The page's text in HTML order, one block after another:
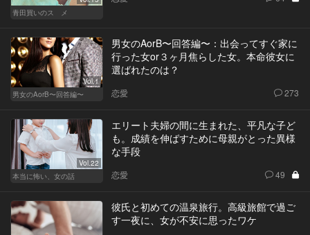
青田買いのスゝメ
Vol.1
男女のAorB〜回答編〜
男女のAorB〜回答編〜：出会ってすぐ家に
行った女or３ヶ月焦らした女。本命彼女に
選ばれたのは？
恋愛 273
Vol.22
本当に怖い、女の話
エリート夫婦の間に生まれた、平凡な子ど
も。成績を伸ばすために母親がとった異様
な手段
恋愛 49
彼氏と初めての温泉旅行。高級旅館で過ご
す一夜に、女が不安に思ったワケ